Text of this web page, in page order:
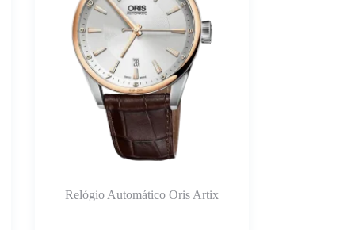
Relógio Automático Oris Artix